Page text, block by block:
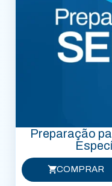
Preparação
COMPRAR